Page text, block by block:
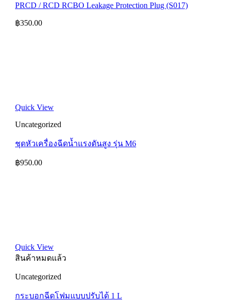
PRCD / RCD RCBO Leakage Protection Plug (S017)
฿350.00
Quick View
Uncategorized
ชุดหัวเครื่องฉีดน้ำแรงดันสูง รุ่น M6
฿950.00
Quick View
สินค้าหมดแล้ว
Uncategorized
กระบอกฉีดโฟมแบบปรับได้ 1 L